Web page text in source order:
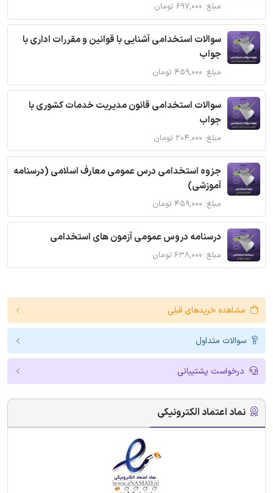
مبلغ: ۶۹۷,۰۰۰ تومان
سوالات استخدامی آشنایی با قوانین و مقررات اداری با
جواب
مبلغ: ۴۵۹,۰۰۰ تومان
سوالات استخدامی قانون مدیریت خدمات کشوری با
جواب
مبلغ: ۲۰۴,۰۰۰ تومان
جزوه استخدامی درس عمومی معارف اسلامی (درسنامه
آموزشی)
مبلغ: ۴۵۹,۰۰۰ تومان
درسنامه دروس عمومی آزمون های استخدامی
مبلغ: ۶۳۸,۰۰۰ تومان
مشاهده خریدهای قبلی
سوالات متداول
درخواست پشتیبانی
نماد اعتماد الکترونیکی